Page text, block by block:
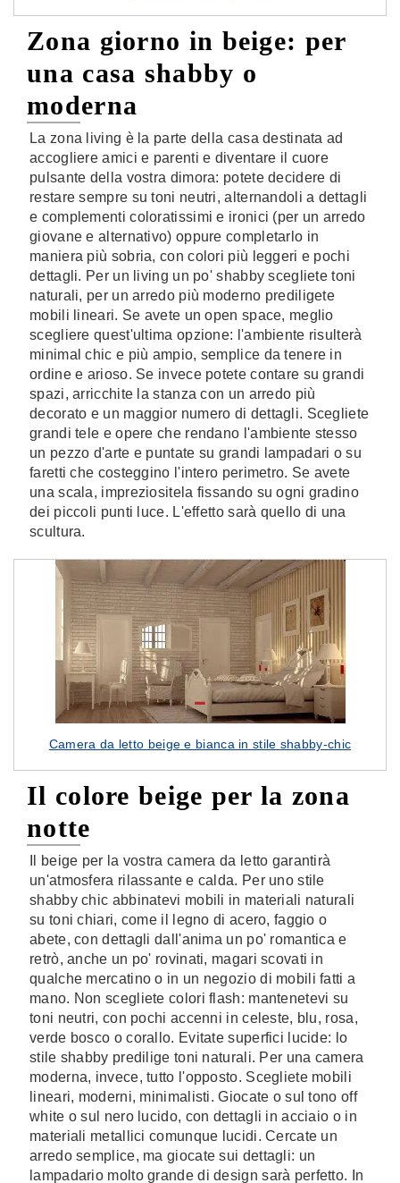
Zona giorno in beige: per
una casa shabby o
moderna
La zona living è la parte della casa destinata ad
accogliere amici e parenti e diventare il cuore
pulsante della vostra dimora: potete decidere di
restare sempre su toni neutri, alternandoli a dettagli
e complementi coloratissimi e ironici (per un arredo
giovane e alternativo) oppure completarlo in
maniera più sobria, con colori più leggeri e pochi
dettagli. Per un living un po' shabby scegliete toni
naturali, per un arredo più moderno prediligete
mobili lineari. Se avete un open space, meglio
scegliere quest'ultima opzione: l'ambiente risulterà
minimal chic e più ampio, semplice da tenere in
ordine e arioso. Se invece potete contare su grandi
spazi, arricchite la stanza con un arredo più
decorato e un maggior numero di dettagli. Scegliete
grandi tele e opere che rendano l'ambiente stesso
un pezzo d'arte e puntate su grandi lampadari o su
faretti che costeggino l'intero perimetro. Se avete
una scala, impreziositela fissando su ogni gradino
dei piccoli punti luce. L'effetto sarà quello di una
scultura.
Camera da letto beige e bianca in stile shabby-chic
Il colore beige per la zona
notte
Il beige per la vostra camera da letto garantirà
un'atmosfera rilassante e calda. Per uno stile
shabby chic abbinatevi mobili in materiali naturali
su toni chiari, come il legno di acero, faggio o
abete, con dettagli dall'anima un po' romantica e
retrò, anche un po' rovinati, magari scovati in
qualche mercatino o in un negozio di mobili fatti a
mano. Non scegliete colori flash: mantenetevi su
toni neutri, con pochi accenni in celeste, blu, rosa,
verde bosco o corallo. Evitate superfici lucide: lo
stile shabby predilige toni naturali. Per una camera
moderna, invece, tutto l'opposto. Scegliete mobili
lineari, moderni, minimalisti. Giocate o sul tono off
white o sul nero lucido, con dettagli in acciaio o in
materiali metallici comunque lucidi. Cercate un
arredo semplice, ma giocate sui dettagli: un
lampadario molto grande di design sarà perfetto. In